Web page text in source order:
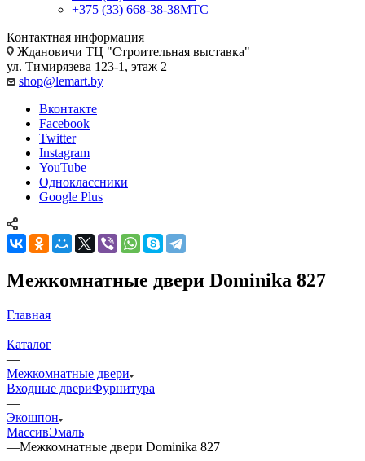
+375 (33) 668-38-38МТС
Контактная информация
Ждановичи ТЦ "Строительная выставка"
ул. Тимирязева 123-1, этаж 2
shop@lemart.by
Вконтакте
Facebook
Twitter
Instagram
YouTube
Одноклассники
Google Plus
Межкомнатные двери Dominika 827
Главная
—
Каталог
—
Межкомнатные двери
Входные двериФурнитура
—
Экошпон
МассивЭмаль
—Межкомнатные двери Dominika 827